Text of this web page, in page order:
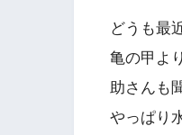
どうも最
亀の甲よ
助さんも
やっぱり